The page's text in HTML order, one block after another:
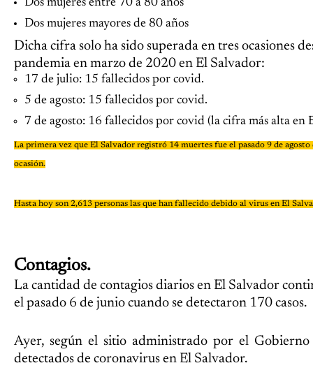
Dos mujeres entre 70 a 80 años
Dos mujeres mayores de 80 años
Dicha cifra solo ha sido superada en tres ocasiones
pandemia en marzo de 2020 en El Salvador:
17 de julio: 15 fallecidos por covid.
5 de agosto: 15 fallecidos por covid.
7 de agosto: 16 fallecidos por covid (la cifra más alta en
La primera vez que El Salvador registró 14 muertes fue el pasado 9 de agosto
ocasión.
Hasta hoy son 2,613 personas las que han fallecido debido al virus en El
Contagios.
La cantidad de contagios diarios en El Salvador
el pasado 6 de junio cuando se detectaron 170 casos.
Ayer, según el sitio administrado por el Gobierno
detectados de coronavirus en El Salvador.